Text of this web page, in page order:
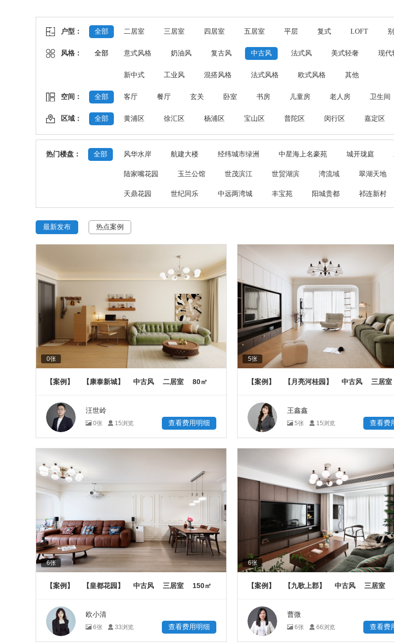
户型： 全部 二居室 三居室 四居室 五居室 平层 复式 LOFT
风格： 全部 意式风格 奶油风 复古风 中古风 法式风 美式轻奢 现代
新中式 工业风 混搭风格 法式风格 欧式风格 其他
空间： 全部 客厅 餐厅 玄关 卧室 书房 儿童房 老人房 卫生间
区域： 全部 黄浦区 徐汇区 杨浦区 宝山区 普陀区 闵行区 嘉定区
热门楼盘： 全部 风华水岸 航建大楼 经纬城市绿洲 中星海上名豪苑 城开珑庭
陆家嘴花园 玉兰公馆 世茂滨江 世贸湖滨 湾流域 翠湖天地
天鼎花园 世纪同乐 中远两湾城 丰宝苑 阳城贵都 祁连新村
最新发布 热点案例
0张
【案例】 【康泰新城】 中古风 二居室 80㎡
汪世岭
0张 15浏览 查看费用明细
5张
【案例】 【月亮河桂园】 中古风 三居室
王鑫鑫
5张 15浏览 查看费
6张
【案例】 【皇都花园】 中古风 三居室 150㎡
欧小清
6张 33浏览 查看费用明细
6张
【案例】 【九歌上郡】 中古风 三居室
曹微
6张 66浏览 查看费